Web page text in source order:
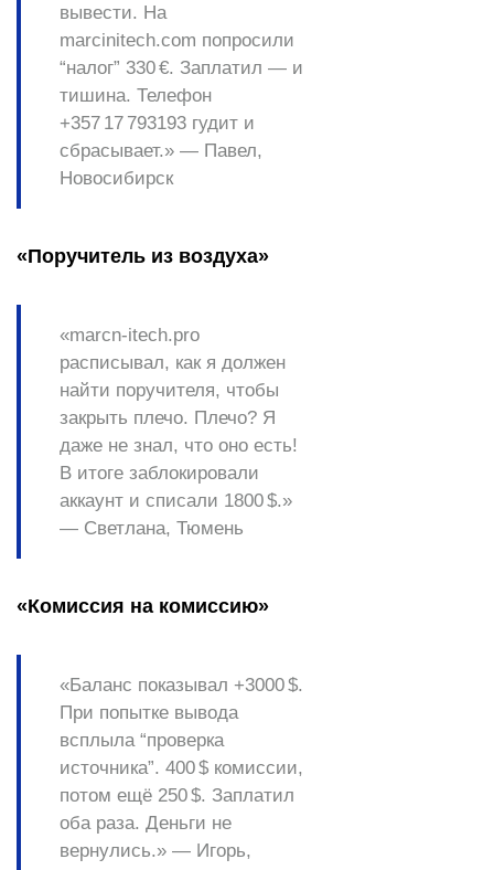
вывести. На
marcinitech.com попросили
“налог” 330 €. Заплатил — и
тишина. Телефон
+357 17 793193 гудит и
сбрасывает.» — Павел,
Новосибирск
«Поручитель из воздуха»
«marcn-itech.pro
расписывал, как я должен
найти поручителя, чтобы
закрыть плечо. Плечо? Я
даже не знал, что оно есть!
В итоге заблокировали
аккаунт и списали 1800 $.»
— Светлана, Тюмень
«Комиссия на комиссию»
«Баланс показывал +3000 $.
При попытке вывода
всплыла “проверка
источника”. 400 $ комиссии,
потом ещё 250 $. Заплатил
оба раза. Деньги не
вернулись.» — Игорь,